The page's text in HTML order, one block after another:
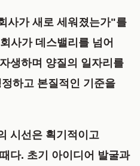
사가 새로 세워졌는가"를
사가 데스밸리를 넘어
생하며 양질의 일자리를
하고 본질적인 기준을
시선은 획기적이고
다. 초기 아이디어 발굴과